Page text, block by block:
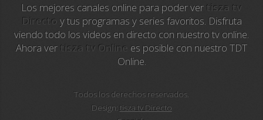
24-7 los simpson
24-7 los simpson hd
25 televisio
Los mejores canales online para poder ver tisza tv
Directo y tus programas y series favoritos. Disfruta
viendo todo los videos en directo con nuestro tv online.
Ahora ver tisza tv Online es posible con nuestro TDT
Online.
Todos los derechos reservados.
Design: tisza tv Directo